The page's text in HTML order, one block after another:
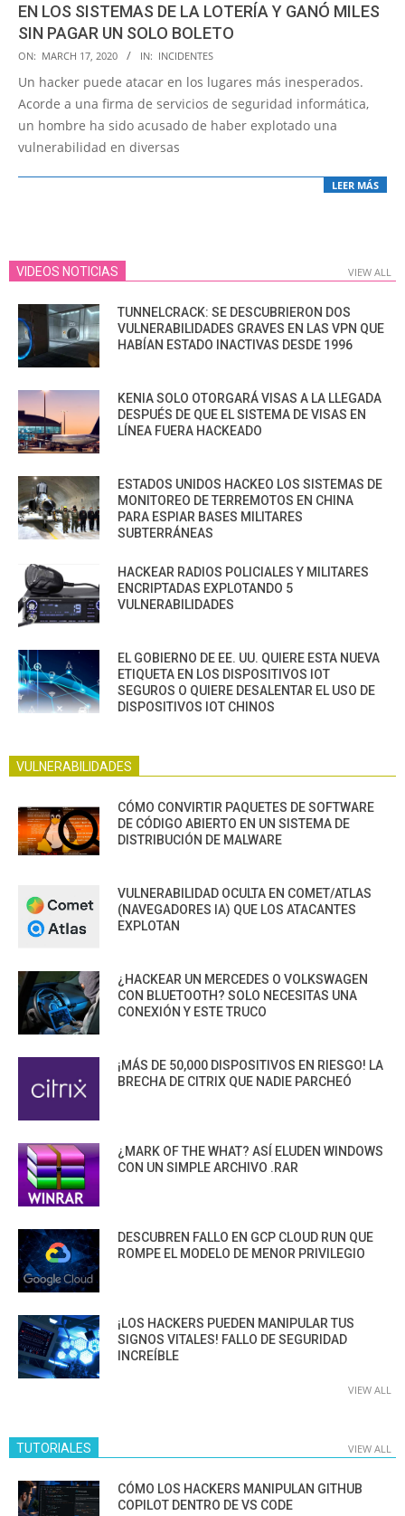
EN LOS SISTEMAS DE LA LOTERÍA Y GANÓ MILES
SIN PAGAR UN SOLO BOLETO
2020-
03-
17
ON: MARCH 17, 2020 IN: INCIDENTES
Un hacker puede atacar en los lugares más inesperados.
Acorde a una firma de servicios de seguridad informática,
un hombre ha sido acusado de haber explotado una
vulnerabilidad en diversas
LEER MÁS
VIDEOS NOTICIAS VIEW ALL
TUNNELCRACK: SE DESCUBRIERON DOS
VULNERABILIDADES GRAVES EN LAS VPN QUE
HABÍAN ESTADO INACTIVAS DESDE 1996
KENIA SOLO OTORGARÁ VISAS A LA LLEGADA
DESPUÉS DE QUE EL SISTEMA DE VISAS EN
LÍNEA FUERA HACKEADO
ESTADOS UNIDOS HACKEO LOS SISTEMAS DE
MONITOREO DE TERREMOTOS EN CHINA
PARA ESPIAR BASES MILITARES
SUBTERRÁNEAS
HACKEAR RADIOS POLICIALES Y MILITARES
ENCRIPTADAS EXPLOTANDO 5
VULNERABILIDADES
EL GOBIERNO DE EE. UU. QUIERE ESTA NUEVA
ETIQUETA EN LOS DISPOSITIVOS IOT
SEGUROS O QUIERE DESALENTAR EL USO DE
DISPOSITIVOS IOT CHINOS
VULNERABILIDADES
CÓMO CONVIRTIR PAQUETES DE SOFTWARE
DE CÓDIGO ABIERTO EN UN SISTEMA DE
DISTRIBUCIÓN DE MALWARE
VULNERABILIDAD OCULTA EN COMET/ATLAS
(NAVEGADORES IA) QUE LOS ATACANTES
EXPLOTAN
¿HACKEAR UN MERCEDES O VOLKSWAGEN
CON BLUETOOTH? SOLO NECESITAS UNA
CONEXIÓN Y ESTE TRUCO
¡MÁS DE 50,000 DISPOSITIVOS EN RIESGO! LA
BRECHA DE CITRIX QUE NADIE PARCHEÓ
¿MARK OF THE WHAT? ASÍ ELUDEN WINDOWS
CON UN SIMPLE ARCHIVO .RAR
DESCUBREN FALLO EN GCP CLOUD RUN QUE
ROMPE EL MODELO DE MENOR PRIVILEGIO
¡LOS HACKERS PUEDEN MANIPULAR TUS
SIGNOS VITALES! FALLO DE SEGURIDAD
INCREÍBLE
VIEW ALL
TUTORIALES VIEW ALL
CÓMO LOS HACKERS MANIPULAN GITHUB
COPILOT DENTRO DE VS CODE